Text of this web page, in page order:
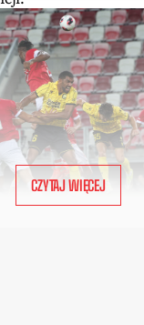
CZYTAJ WIĘCEJ